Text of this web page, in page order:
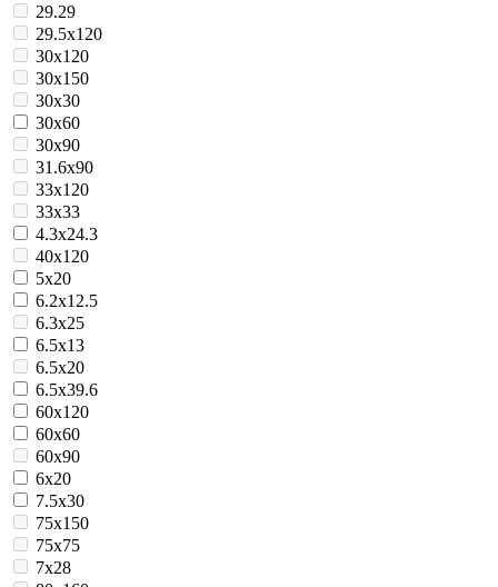
29.29
29.5x120
30x120
30x150
30x30
30x60
30x90
31.6x90
33x120
33x33
4.3x24.3
40x120
5x20
6.2x12.5
6.3x25
6.5x13
6.5x20
6.5x39.6
60x120
60x60
60x90
6x20
7.5x30
75x150
75x75
7x28